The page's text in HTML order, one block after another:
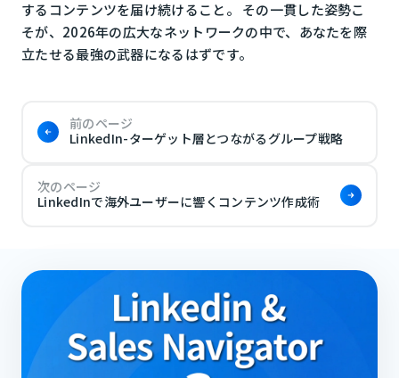
するコンテンツを届け続けること。 その一貫した姿勢こ
そが、2026年の広大なネットワークの中で、あなたを際
立たせる最強の武器になるはずです。
前のページ
LinkedIn-ターゲット層とつながるグループ戦略
次のページ
LinkedInで海外ユーザーに響くコンテンツ作成術